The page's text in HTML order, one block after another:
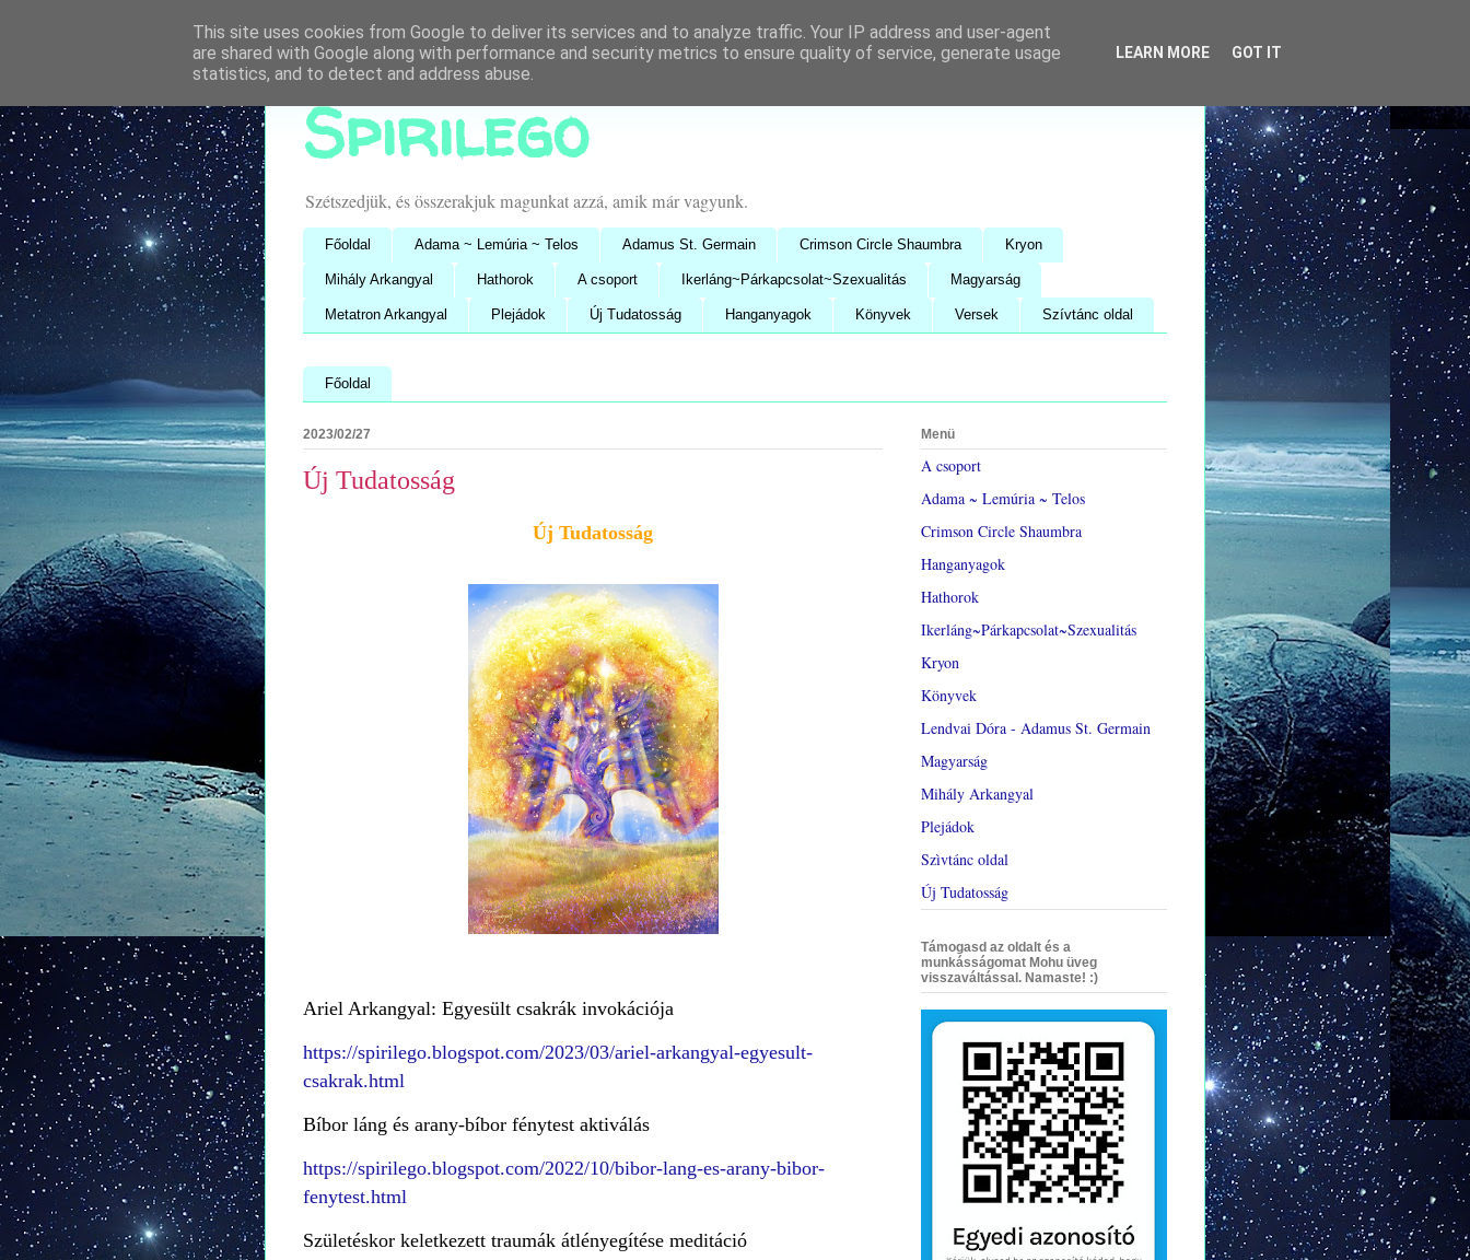
Spirilego
Szétszedjük, és összerakjuk magunkat azzá, amik már vagyunk.
Főoldal Adama ~ Lemúria ~ Telos Adamus St. Germain Crimson Circle Shaumbra Kryon
Mihály Arkangyal Hathorok A csoport Ikerláng~Párkapcsolat~Szexualitás Magyarság
Metatron Arkangyal Plejádok Új Tudatosság Hanganyagok Könyvek Versek Szívtánc oldal
Főoldal
2023/02/27
Új Tudatosság
Új Tudatosság
Ariel Arkangyal: Egyesült csakrák invokációja
https://spirilego.blogspot.com/2023/03/ariel-arkangyal-egyesult-
csakrak.html
Bíbor láng és arany-bíbor fénytest aktiválás
https://spirilego.blogspot.com/2022/10/bibor-lang-es-arany-bibor-
fenytest.html
Születéskor keletkezett traumák átlényegítése meditáció
Menü
A csoport
Adama ~ Lemúria ~ Telos
Crimson Circle Shaumbra
Hanganyagok
Hathorok
Ikerláng~Párkapcsolat~Szexualitás
Kryon
Könyvek
Lendvai Dóra - Adamus St. Germain
Magyarság
Mihály Arkangyal
Plejádok
Szìvtánc oldal
Új Tudatosság
Támogasd az oldalt és a
munkásságomat Mohu üveg
visszaváltással. Namaste! :)
This site uses cookies from Google to deliver its services and to analyze traffic. Your IP address and user-agent
are shared with Google along with performance and security metrics to ensure quality of service, generate usage
statistics, and to detect and address abuse.
LEARN MORE GOT IT